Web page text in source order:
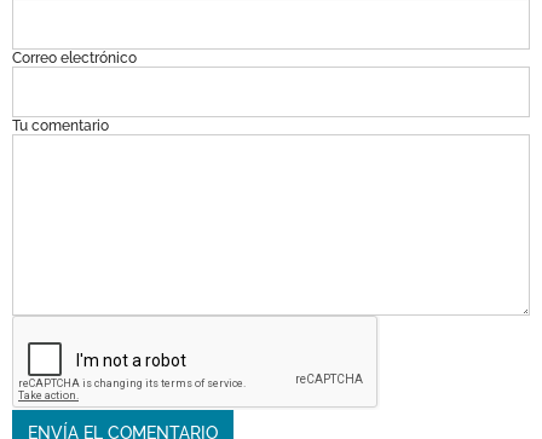
Correo electrónico
Tu comentario